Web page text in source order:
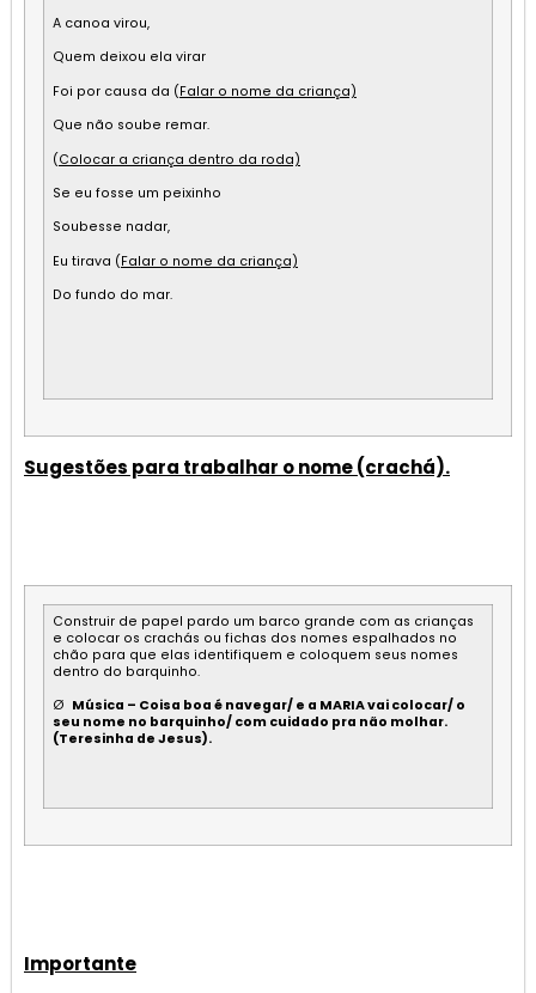
A canoa virou,
Quem deixou ela virar
Foi por causa da (Falar o nome da criança)
Que não soube remar.
(Colocar a criança dentro da roda)
Se eu fosse um peixinho
Soubesse nadar,
Eu tirava (Falar o nome da criança)
Do fundo do mar.
Sugestões para trabalhar o nome (crachá).
Construir de papel pardo um barco grande com as crianças
e colocar os crachás ou fichas dos nomes espalhados no
chão para que elas identifiquem e coloquem seus nomes
dentro do barquinho.
Ø Música – Coisa boa é navegar/ e a MARIA vai colocar/ o
seu nome no barquinho/ com cuidado pra não molhar.
(Teresinha de Jesus).
Importante